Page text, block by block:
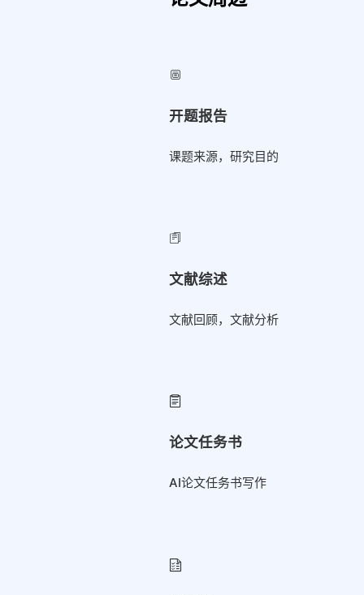
开题报告
课题来源，研究目的
文献综述
文献回顾，文献分析
论文任务书
AI论文任务书写作